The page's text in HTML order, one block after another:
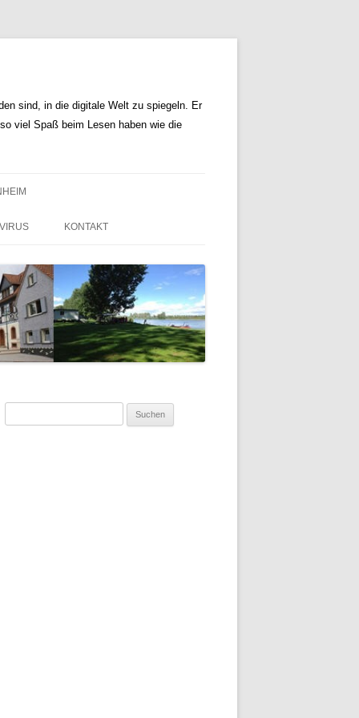
sind, in die digitale Welt zu spiegeln. Er
viel Spaß beim Lesen haben wie die
KONTAKT